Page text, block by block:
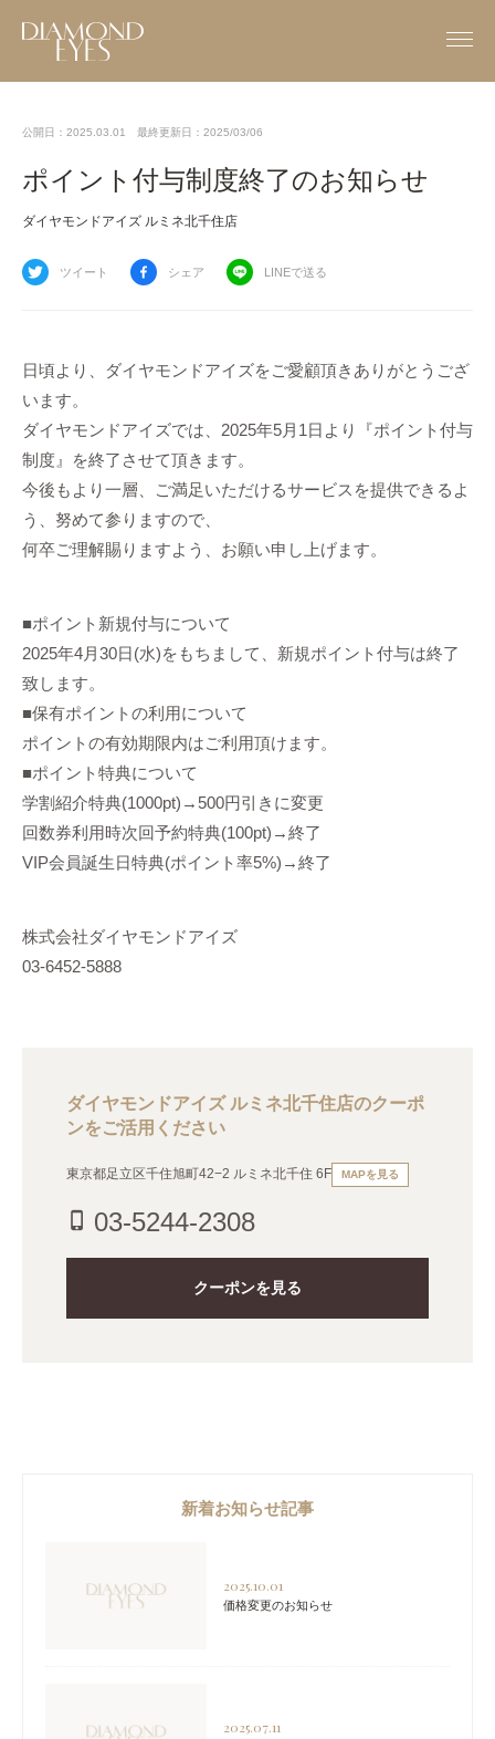
公開日：2025.03.01 最終更新日：2025/03/06
ポイント付与制度終了のお知らせ
ダイヤモンドアイズ ルミネ北千住店
ツイート シェア LINEで送る
日頃より、ダイヤモンドアイズをご愛顧頂きありがとうござ
います。
ダイヤモンドアイズでは、2025年5月1日より『ポイント付与
制度』を終了させて頂きます。
今後もより一層、ご満足いただけるサービスを提供できるよ
う、努めて参りますので、
何卒ご理解賜りますよう、お願い申し上げます。
■ポイント新規付与について
2025年4月30日(水)をもちまして、新規ポイント付与は終了
致します。
■保有ポイントの利用について
ポイントの有効期限内はご利用頂けます。
■ポイント特典について
学割紹介特典(1000pt)→500円引きに変更
回数券利用時次回予約特典(100pt)→終了
VIP会員誕生日特典(ポイント率5%)→終了
株式会社ダイヤモンドアイズ
03-6452-5888
ダイヤモンドアイズ ルミネ北千住店のクーポ
ンをご活用ください
東京都足立区千住旭町42−2 ルミネ北千住 6F MAPを見る
phone_iphone 03-5244-2308
クーポンを見る
新着お知らせ記事
2025.10.01
価格変更のお知らせ
2025.07.11